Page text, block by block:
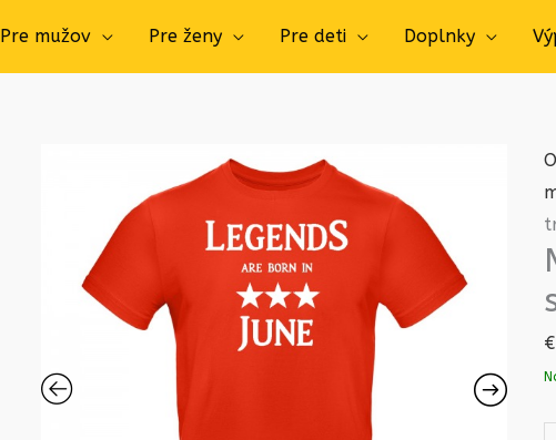
Pre mužov Pre ženy Pre deti Doplnky
€